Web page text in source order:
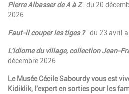
Pierre Albasser de A à Z: du 20
2026
Faut-il couper les tiges ?: du 23 avril
L'idiome du village, collection Jean-
décembre 2026
Le Musée Cécile Sabourdy vous est
Kidiklik, l'expert en sorties pour les